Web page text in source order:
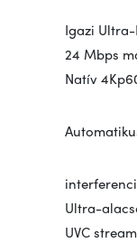
Igazi
24 Mbps
Natív
Ultra-
UVC